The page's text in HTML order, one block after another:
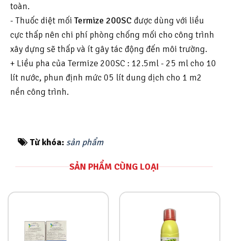
toàn.
- Thuốc diệt mốiTermize 200SC được dùng với liều
cực thấp nên chi phí phòng chống mối cho công trình
xây dựng sẽ thấp và ít gây tác động đến môi trường.
+ Liều pha của Termize 200SC : 12.5ml - 25 ml cho 10
lít nước, phun định mức 05 lít dung dịch cho 1 m2
nền công trình.
Từ khóa: sản phẩm
SẢN PHẨM CÙNG LOẠI